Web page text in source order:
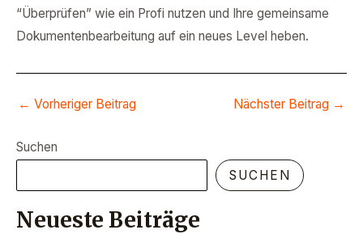
“Überprüfen” wie ein Profi nutzen und Ihre gemeinsame
Dokumentenbearbeitung auf ein neues Level heben.
← Vorheriger Beitrag Nächster Beitrag →
Suchen
SUCHEN
Neueste Beiträge